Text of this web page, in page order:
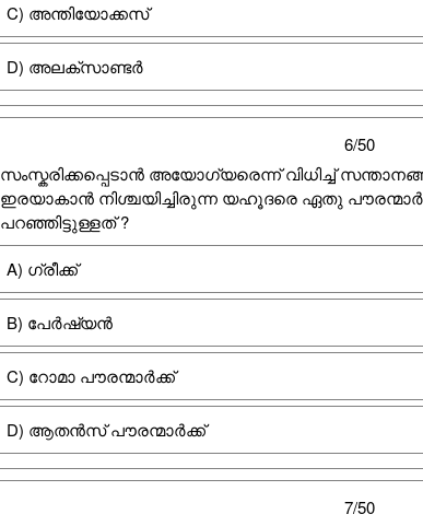
C) അന്തിയോക്കസ്
D) അലക്സാണ്ടർ
6/50
സംസ്കരിക്കപ്പെടാൻ അയോഗ്യരെന്ന് വിധിച്ച്
ഇരയാകാൻ നിശ്ചയിച്ചിരുന്ന യഹൂദരെ ഏതു
പറഞ്ഞിട്ടുള്ളത് ?
A) ഗ്രീക്ക്
B) പേര്‍ഷ്യന്‍
C) റോമാ പൗരന്മാർക്ക്
D) ആതൻസ് പൗരന്മാർക്ക്
7/50